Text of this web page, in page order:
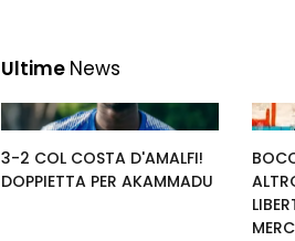
Ultime News
3-2 COL COSTA D'AMALFI!
DOPPIETTA PER AKAMMADU